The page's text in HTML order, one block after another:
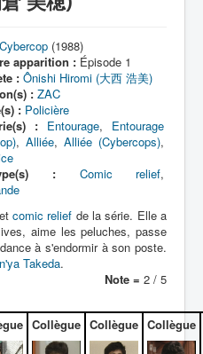
(電脳 警
Cybercop
Cybercop (1988)
apparition : Épisode 1
: Ônishi Hiromi (大西 浩美)
: ZAC
: Policière
: Entourage, Entourage
,Alliée,Alliée (Cybercops),
:
Comic relief,
etcomic relief de la série. Elle a
aime les peluches, passe
à s'endormir à son poste.
Takeda.
Note = 2 / 5
Collègue Collègue Collègue